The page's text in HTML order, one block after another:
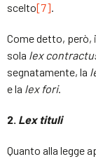
scelto[7]
Come detto, però,
sola lex
segnatamente, la
e la lex fori.
2. Lex tituli
Quanto alla legge